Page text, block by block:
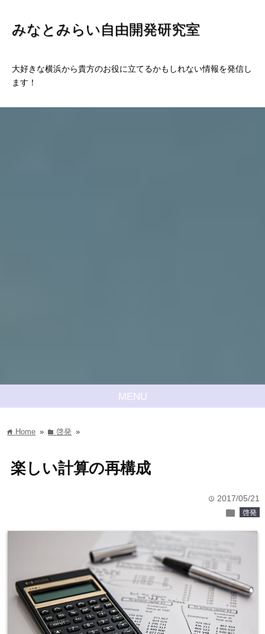
みなとみらい自由開発研究室
大好きな横浜から貴方のお役に立てるかもしれない情報を発信し
ます！
MENU
home Home » folder啓発 »
楽しい計算の再構成
time 2017/05/21
folder 啓発